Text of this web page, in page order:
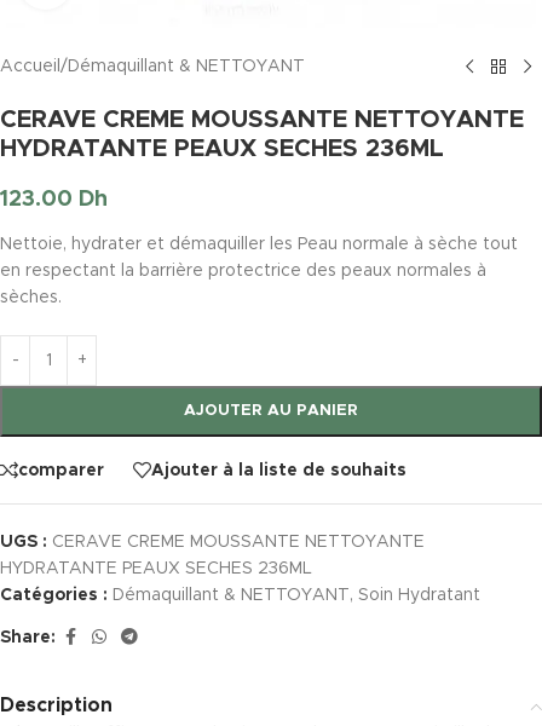
Accueil / Démaquillant & NETTOYANT
CERAVE CREME MOUSSANTE NETTOYANTE
HYDRATANTE PEAUX SECHES 236ML
123.00 Dh
Nettoie, hydrater et démaquiller les Peau normale à sèche tout
en respectant la barrière protectrice des peaux normales à
sèches.
AJOUTER AU PANIER
comparer Ajouter à la liste de souhaits
UGS : CERAVE CREME MOUSSANTE NETTOYANTE
HYDRATANTE PEAUX SECHES 236ML
Catégories : Démaquillant & NETTOYANT , Soin Hydratant
Share:
Description